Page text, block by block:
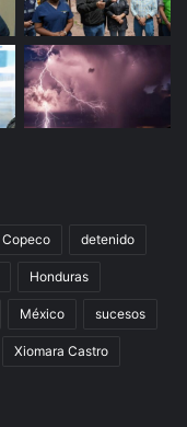
Copeco detenido
Honduras
México sucesos
Xiomara Castro